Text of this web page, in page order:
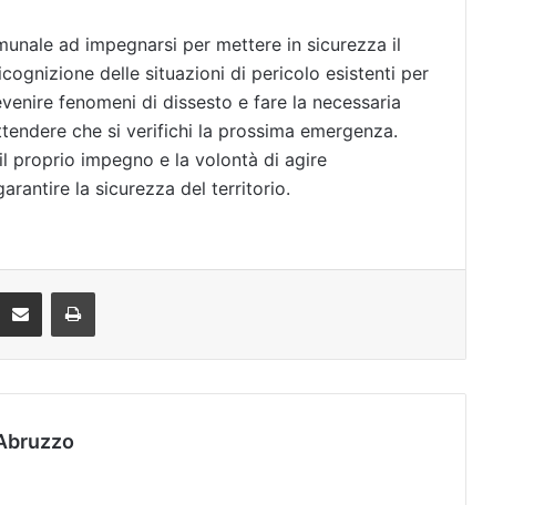
ad impegnarsi per mettere in sicurezza il
delle situazioni di pericolo esistenti per
fenomeni di dissesto e fare la necessaria
che si verifichi la prossima emergenza.
proprio impegno e la volontà di agire
la sicurezza del territorio.